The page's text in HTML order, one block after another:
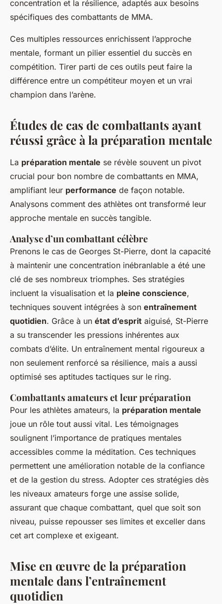
concentration et la résilience, adaptés aux besoins
spécifiques des combattants de MMA.
Ces multiples ressources enrichissent l’approche
mentale, formant un pilier essentiel du succès en
compétition. Tirer parti de ces outils peut faire la
différence entre un compétiteur moyen et un vrai
champion dans l’arène.
Études de cas de combattants ayant
réussi grâce à la préparation mentale
La préparation mentale se révèle souvent un pivot
crucial pour bon nombre de combattants en MMA,
amplifiant leur performance de façon notable.
Analysons comment des athlètes ont transformé leur
approche mentale en succès tangible.
Analyse d’un combattant célèbre
Prenons le cas de Georges St-Pierre, dont la capacité
à maintenir une concentration inébranlable a été une
clé de ses nombreux triomphes. Ses stratégies
incluent la visualisation et la pleine conscience,
techniques souvent intégrées à son entraînement
quotidien. Grâce à un état d’esprit aiguisé, St-Pierre
a su transcender les pressions inhérentes aux
combats d’élite. Un entraînement mental rigoureux a
non seulement renforcé sa résilience, mais a aussi
optimisé ses aptitudes tactiques sur le ring.
Combattants amateurs et leur préparation
Pour les athlètes amateurs, la préparation mentale
joue un rôle tout aussi vital. Les témoignages
soulignent l’importance de pratiques mentales
accessibles comme la méditation. Ces techniques
permettent une amélioration notable de la confiance
et de la gestion du stress. Adopter ces stratégies dès
les niveaux amateurs forge une assise solide,
assurant que chaque combattant, quel que soit son
niveau, puisse repousser ses limites et exceller dans
cet art complexe et exigeant.
Mise en œuvre de la préparation
mentale dans l’entraînement
quotidien